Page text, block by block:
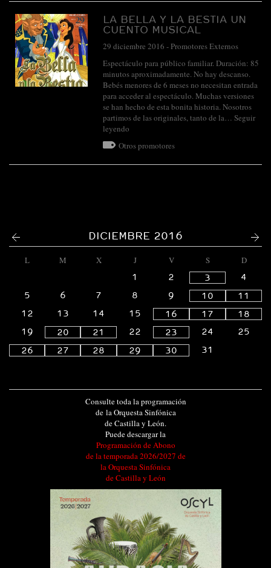
LA BELLA Y LA BESTIA UN
CUENTO MUSICAL
29 diciembre 2016 -Promotores Externos
Espectáculo para público familiar. Duración: 85
minutos aproximadamente. No hay descanso.
Bebés menores de 6 meses no necesitan entrada
para acceder al espectáculo. Muchas versiones
se han hecho de esta bonita historia. Nosotros
partimos de las originales, tanto de la… Seguir
leyendo
Otros promotores
DICIEMBRE 2016
L M X J V S
D
1
2 3
4
5
6 7 8 9 10
11
12
13 14 15 16 17
18
19
20 21 22 23 24
25
26
27 28 29 30 31
Consulte toda la programación
de la Orquesta Sinfónica
de Castilla y León.
Puede descargar la
Programación de Abono
de la temporada 2026/2027 de
la Orquesta Sinfónica
de Castilla y León